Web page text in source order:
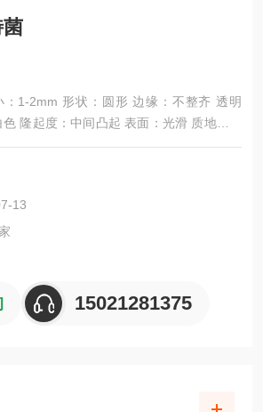
：1-2mm 形状：圆形 边缘：不整齐 透明
隆起度：中间凸起 表面：光滑 质地：湿
13
15021281375